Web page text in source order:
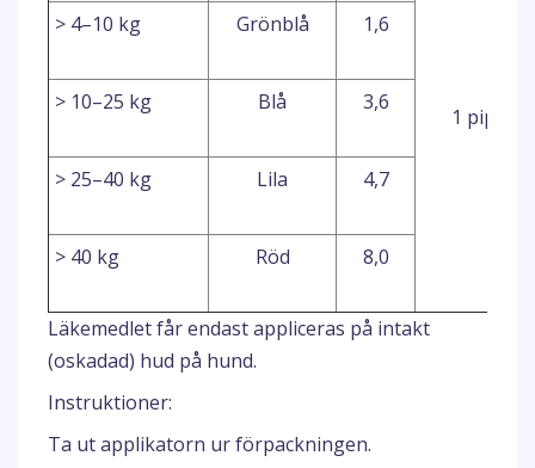
1 pipett
> 4–10 kg Grönblå 1,6
> 10–25 kg Blå 3,6
> 25–40 kg Lila 4,7
> 40 kg Röd 8,0
Läkemedlet får endast appliceras på intakt
(oskadad) hud på hund.
Instruktioner:
Ta ut applikatorn ur förpackningen.